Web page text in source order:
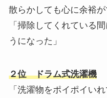
散らかしても心に余裕が
「掃除してくれている
うになった」
２位 ドラム式洗濯機
「洗濯物をポイポイい